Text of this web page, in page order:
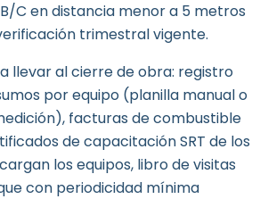
C en distancia menor a 5 metros
trimestral vigente.
llevar al cierre de obra: registro
por equipo (planilla manual o
facturas de combustible
de capacitación SRT de los
los equipos, libro de visitas
con periodicidad mínima